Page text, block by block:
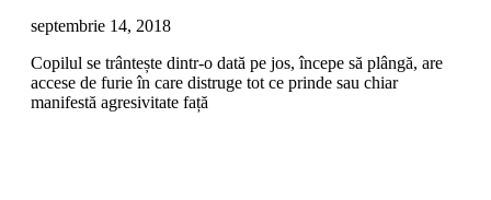
septembrie 14, 2018
Copilul se trântește dintr-o dată pe jos, începe să plângă, are
accese de furie în care distruge tot ce prinde sau chiar
manifestă agresivitate față